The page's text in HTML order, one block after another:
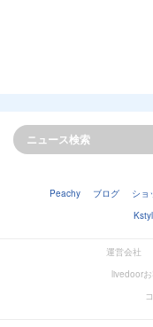
Peachy ブログ ショ
運営会社
livedoor